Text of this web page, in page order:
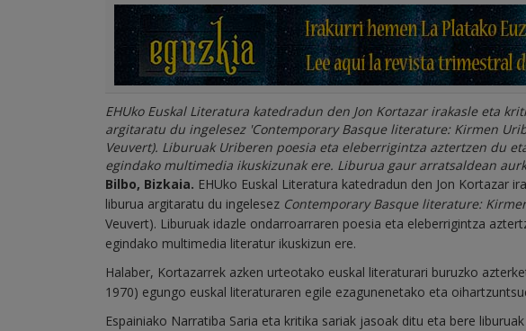
EHUko Euskal Literatura katedradun den Jon Kortazar irakasle eta
argitaratu du ingelesez 'Contemporary Basque literature: Kirmen
Veuvert). Liburuak Uriberen poesia eta eleberrigintza aztertzen du
egindako multimedia ikuskizunak ere. Liburua gaur arratsaldean
Bilbo, Bizkaia. EHUko Euskal Literatura katedradun den Jon Kortazar
liburua argitaratu du ingelesez Contemporary Basque literature:
Veuvert). Liburuak idazle ondarroarraren poesia eta eleberrigintza
egindako multimedia literatur ikuskizun ere.
Halaber, Kortazarrek azken urteotako euskal literaturari buruzko
1970) egungo euskal literaturaren egile ezagunenetako eta
Espainiako Narratiba Saria eta kritika sariak jasoak ditu eta bere